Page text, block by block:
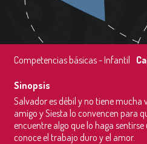
Competencias básicas - Infantil
Sinopsis
Salvador es débil y no tiene
amigo y Siesta lo convencen para
encuentre algo que lo haga
conoce el trabajo duro y el amor.